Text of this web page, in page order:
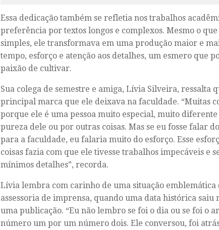
Essa dedicação também se refletia nos trabalhos
preferência por textos longos e complexos. Mesmo o
simples, ele transformava em uma produção maior e
tempo, esforço e atenção aos detalhes, um esmero que
paixão de cultivar.
Sua colega de semestre e amiga, Lívia Silveira, ressalta
principal marca que ele deixava na faculdade. “Muitas
porque ele é uma pessoa muito especial, muito diferente
pureza dele ou por outras coisas. Mas se eu fosse falar
para a faculdade, eu falaria muito do esforço. Esse
coisas fazia com que ele tivesse trabalhos impecáveis e
mínimos detalhes”, recorda.
Lívia lembra com carinho de uma situação
assessoria de imprensa, quando uma data histórica
uma publicação. “Eu não lembro se foi o dia ou se foi o
número um por um número dois. Ele conversou, foi